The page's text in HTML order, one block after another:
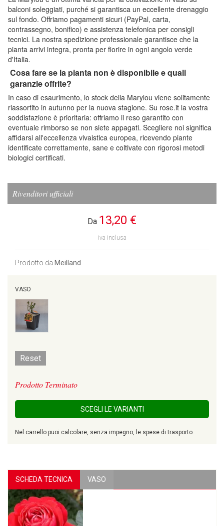
balconi soleggiati, purché si garantisca un eccellente drenaggio
sul fondo. Offriamo pagamenti sicuri (PayPal, carta,
contrassegno, bonifico) e assistenza telefonica per consigli
tecnici. La nostra spedizione professionale garantisce che la
pianta arrivi integra, pronta per fiorire in ogni angolo verde
d'Italia.
Cosa fare se la pianta non è disponibile e quali
garanzie offrite?
In caso di esaurimento, lo stock della Marylou viene solitamente
riassortito in autunno per la nuova stagione. Su rose.it la vostra
soddisfazione è prioritaria: offriamo il reso garantito con
eventuale rimborso se non siete appagati. Scegliere noi significa
affidarsi all'eccellenza vivaistica europea, ricevendo piante
identificate correttamente, sane e coltivate con rigorosi metodi
biologici certificati.
Rivenditori ufficiali
Da 13,20 €
iva inclusa
Prodotto da Meilland
VASO
Reset
Prodotto Terminato
SCEGLI LE VARIANTI
Nel carrello puoi calcolare, senza impegno, le spese di trasporto
SCHEDA TECNICA VASO